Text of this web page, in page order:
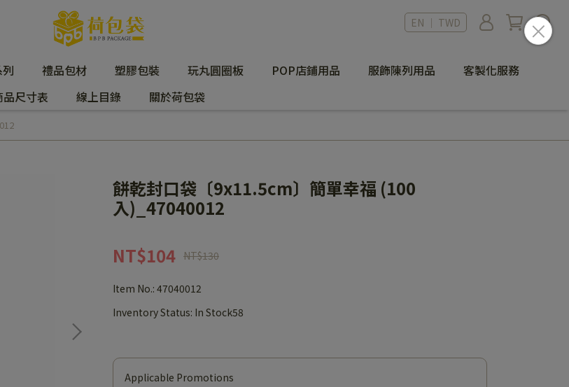
EN ｜ TWD
禮品包材 塑膠包裝 玩丸圓圈板 POP店鋪用品 服飾陳列用品
客製化服務
品尺寸表
線上目錄 關於荷包袋
餅乾封口袋〔9x11.5cm〕簡單幸福 (100
入)_47040012
NT$104 NT$130
Item No.: 47040012
Inventory Status: In Stock58
Applicable Promotions